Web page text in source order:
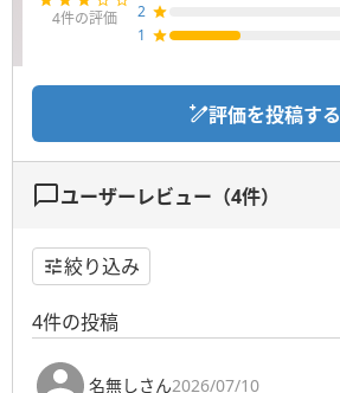
4件の評価
2
1
評価を投稿する
ユーザーレビュー（4件）
絞り込み
4件の投稿
名無しさん2026/07/10